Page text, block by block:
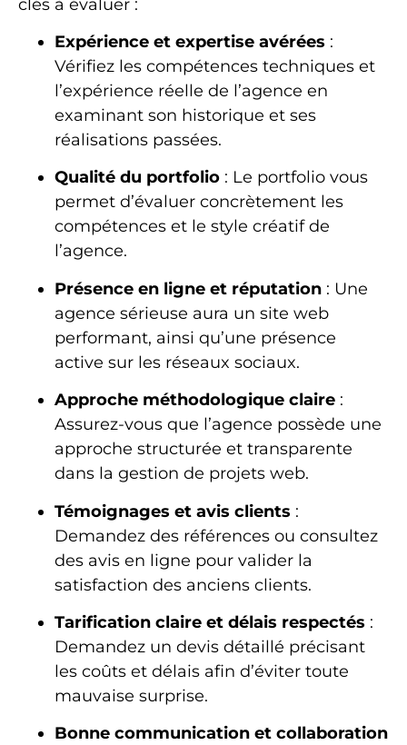
clés à évaluer :
Expérience et expertise avérées :
Vérifiez les compétences techniques et
l’expérience réelle de l’agence en
examinant son historique et ses
réalisations passées.
Qualité du portfolio : Le portfolio vous
permet d’évaluer concrètement les
compétences et le style créatif de
l’agence.
Présence en ligne et réputation : Une
agence sérieuse aura un site web
performant, ainsi qu’une présence
active sur les réseaux sociaux.
Approche méthodologique claire :
Assurez-vous que l’agence possède une
approche structurée et transparente
dans la gestion de projets web.
Témoignages et avis clients :
Demandez des références ou consultez
des avis en ligne pour valider la
satisfaction des anciens clients.
Tarification claire et délais respectés :
Demandez un devis détaillé précisant
les coûts et délais afin d’éviter toute
mauvaise surprise.
Bonne communication et collaboration